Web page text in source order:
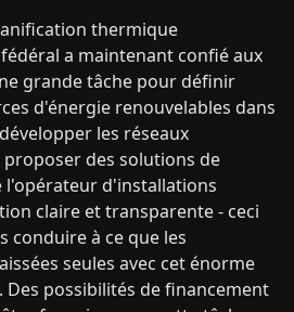
thermique
a maintenant confié aux
grande tâche pour définir
d'énergie renouvelables dans
les réseaux
proposer des solutions de
l'opérateur d'installations
claire et transparente - ceci
conduire à ce que les
seules avec cet énorme
possibilités de financement